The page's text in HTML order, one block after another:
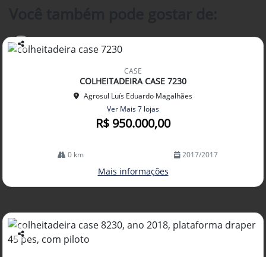
Co
CASE
COLHEITADEIRA CASE 7230
Agrosul Luís Eduardo Magalhães
Ver Mais 7 lojas
R$ 950.000,00
0 km 2017/2017
Mais informações
Co